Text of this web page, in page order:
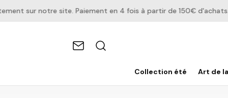
sur notre site. Paiement en 4 fois à partir de 150€ d'achats.
Collection été Art de